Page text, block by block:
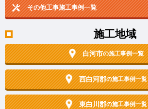
その他工事施工事例一覧
施工地域
白河市の施工事例一覧
西白河郡の施工事例一覧
東白川郡の施工事例一覧